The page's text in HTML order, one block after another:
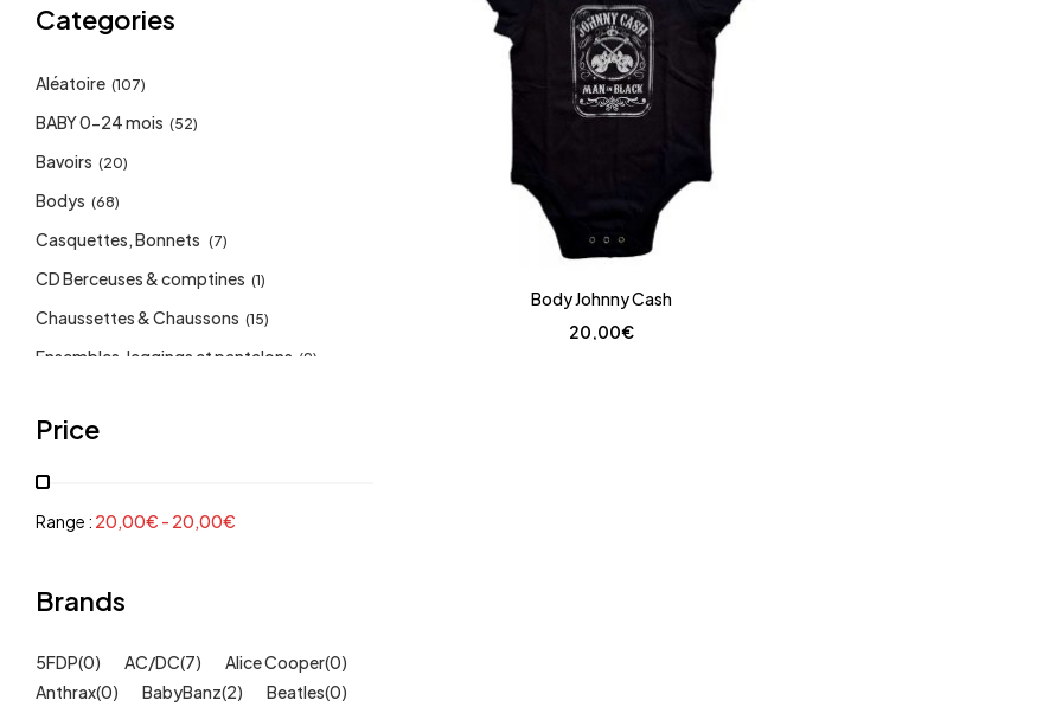
Categories
Aléatoire (107)
BABY 0-24 mois (52)
Bavoirs (20)
Bodys (68)
Casquettes, Bonnets (7)
CD Berceuses & comptines (1)
Chaussettes & Chaussons (15)
Ensembles, leggings et pantalons (9)
Mode Fille
Mode Garçon
Sweat, pulls, gilets (6)
Tétines (11)
Kids (209)
Price
Range : 20,00€ - 20,00€
Brands
5FDP(0) AC/DC(7) Alice Cooper(0)
Anthrax(0) BabyBanz(2) Beatles(0)
Body Johnny Cash
20,00€